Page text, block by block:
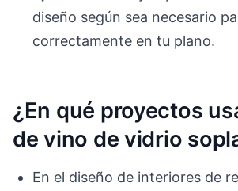
diseño según sea necesario
correctamente en tu plano.
¿En qué proyectos
de vino de vidrio
En el diseño de interiores de